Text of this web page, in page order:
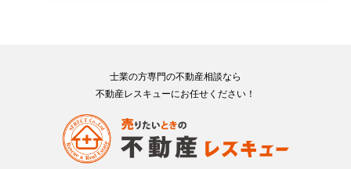
士業の方専門の不動産相談なら
不動産レスキューにお任せください！